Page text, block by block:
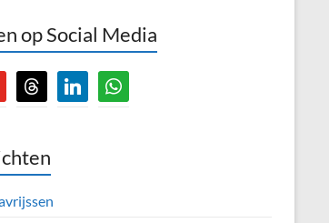
op Social Media
threads linkedinwhatsapp